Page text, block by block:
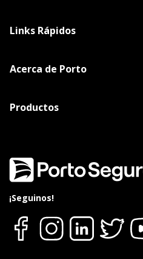
Links Rápidos
Acerca de Porto
Productos
¡Seguinos!